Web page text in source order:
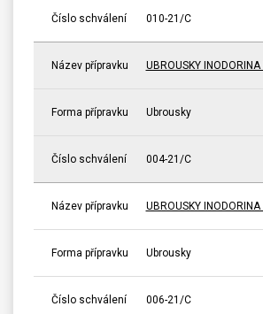
Číslo schválení 010-21/C
Název přípravku UBROUSKY
Forma přípravku Ubrousky
Číslo schválení 004-21/C
Název přípravku UBROUSKY INODORINA
Forma přípravku Ubrousky
Číslo schválení 006-21/C